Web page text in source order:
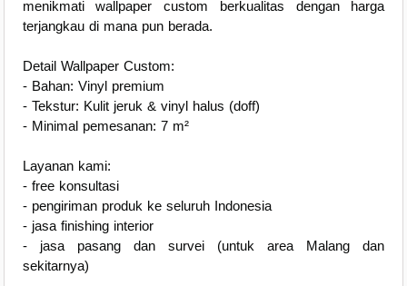
menikmati wallpaper custom berkualitas dengan harga
terjangkau di mana pun berada.
Detail Wallpaper Custom:
- Bahan: Vinyl premium
- Tekstur: Kulit jeruk & vinyl halus (doff)
- Minimal pemesanan: 7 m²
Layanan kami:
- free konsultasi
- pengiriman produk ke seluruh Indonesia
- jasa finishing interior
- jasa pasang dan survei (untuk area Malang dan
sekitarnya)